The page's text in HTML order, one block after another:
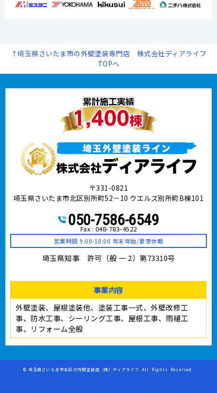
↑埼玉県さいたま市の外壁塗装専門店 株式会社ディアライフ
TOPへ
〒331-0821
埼玉県さいたま市北区別所町52－10 ウエルズ別所町B棟101
050-7586-6549
Fax : 048-783-4522
営業時間 9:00-18:00 年末年始/夏季休暇
埼玉県知事 許可（般 一 2）第73310号
事業内容
外壁塗装、屋根塗装他、塗装工事⼀式、外壁改修工
事、防水工事、シーリング工事、屋根工事、雨樋工
事、リフォーム全般
© 埼玉県さいたま市北区の外壁塗装店（株）ディアライフ All Rights Reserved.